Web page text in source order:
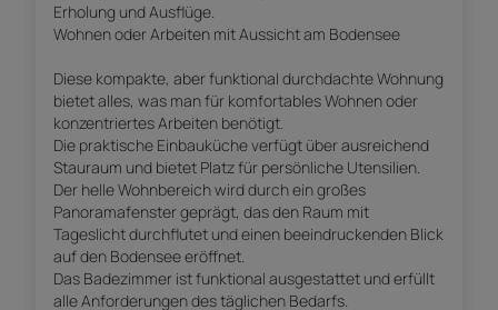
Erholung und Ausflüge.
Wohnen oder Arbeiten mit Aussicht am Bodensee
Diese kompakte, aber funktional durchdachte Wohnung
bietet alles, was man für komfortables Wohnen oder
konzentriertes Arbeiten benötigt.
Die praktische Einbauküche verfügt über ausreichend
Stauraum und bietet Platz für persönliche Utensilien.
Der helle Wohnbereich wird durch ein großes
Panoramafenster geprägt, das den Raum mit
Tageslicht durchflutet und einen beeindruckenden Blick
auf den Bodensee eröffnet.
Das Badezimmer ist funktional ausgestattet und erfüllt
alle Anforderungen des täglichen Bedarfs.